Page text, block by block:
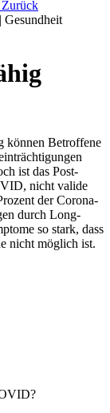
Zurück
| Gesundheit
können Betroffene
ist das Post-
nicht valide
der Corona-
durch Long-
so stark, dass
nicht möglich ist.